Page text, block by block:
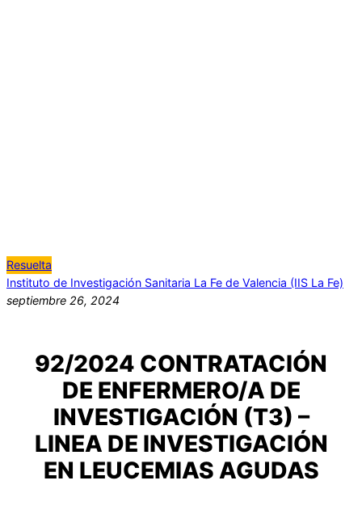
Resuelta
Instituto de Investigación Sanitaria La Fe de Valencia (IIS La Fe)
septiembre 26, 2024
92/2024 CONTRATACIÓN
DE ENFERMERO/A DE
INVESTIGACIÓN (T3) –
LINEA DE INVESTIGACIÓN
EN LEUCEMIAS AGUDAS